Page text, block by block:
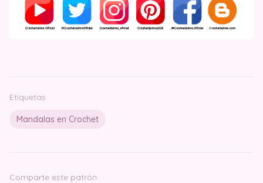
Etiquetas
Mandalas en Crochet
Comparte este patrón